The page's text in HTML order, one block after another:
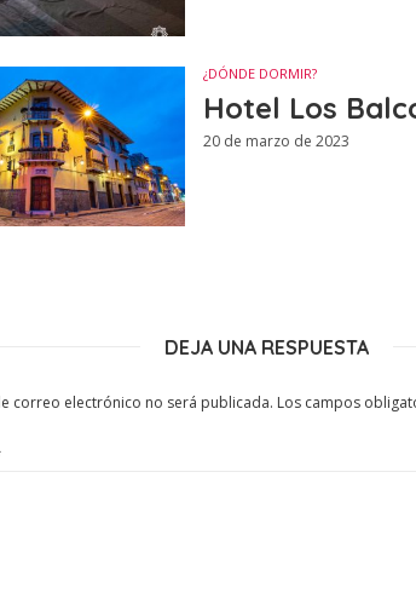
¿DÓNDE DORMIR?
Hotel Los
20 de marzo de 2023
DEJA UNA RESPUESTA
correo electrónico no será publicada. Los campos